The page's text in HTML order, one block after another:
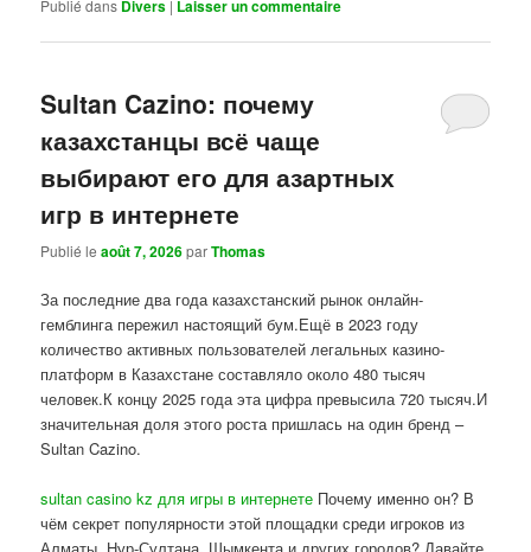
Publié dans Divers | Laisser un commentaire
Sultan Cazino: почему
казахстанцы всё чаще
выбирают его для азартных
игр в интернете
Publié leaoût 7, 2026parThomas
За последние два года казахстанский рынок онлайн-
гемблинга пережил настоящий бум.Ещё в 2023 году
количество активных пользователей легальных казино-
платформ в Казахстане составляло около 480 тысяч
человек.К концу 2025 года эта цифра превысила 720 тысяч.И
значительная доля этого роста пришлась на один бренд –
Sultan Cazino.
sultan casino kz для игры в интернете Почему именно он? В
чём секрет популярности этой площадки среди игроков из